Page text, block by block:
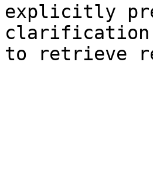
explicitly
clarification